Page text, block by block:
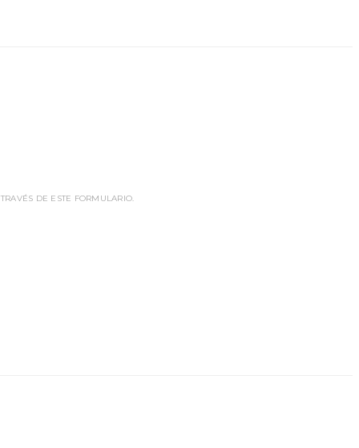
DE ESTE FORMULARIO.